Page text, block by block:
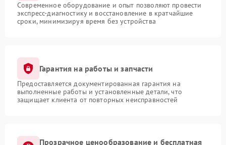
Современное оборудование и опыт позволяют провести
экспресс-диагностику и восстановление в кратчайшие
сроки, минимизируя время без устройства
Гарантия на работы и запчасти
Предоставляется документированная гарантия на
выполненные работы и установленные детали, что
защищает клиента от повторных неисправностей
Прозрачное ценообразование и бесплатная